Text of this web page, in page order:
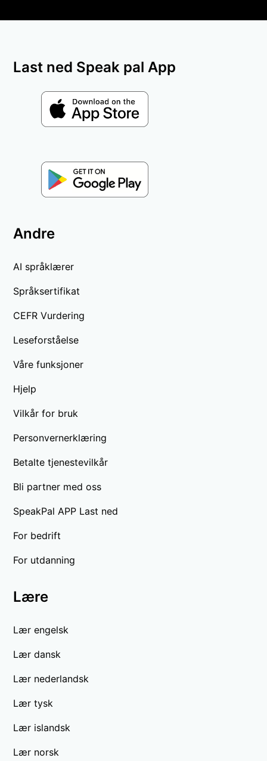
Last ned Speak pal App
Andre
AI språklærer
Språksertifikat
CEFR Vurdering
Leseforståelse
Våre funksjoner
Hjelp
Vilkår for bruk
Personvernerklæring
Betalte tjenestevilkår
Bli partner med oss
SpeakPal APP Last ned
For bedrift
For utdanning
Lære
Lær engelsk
Lær dansk
Lær nederlandsk
Lær tysk
Lær islandsk
Lær norsk